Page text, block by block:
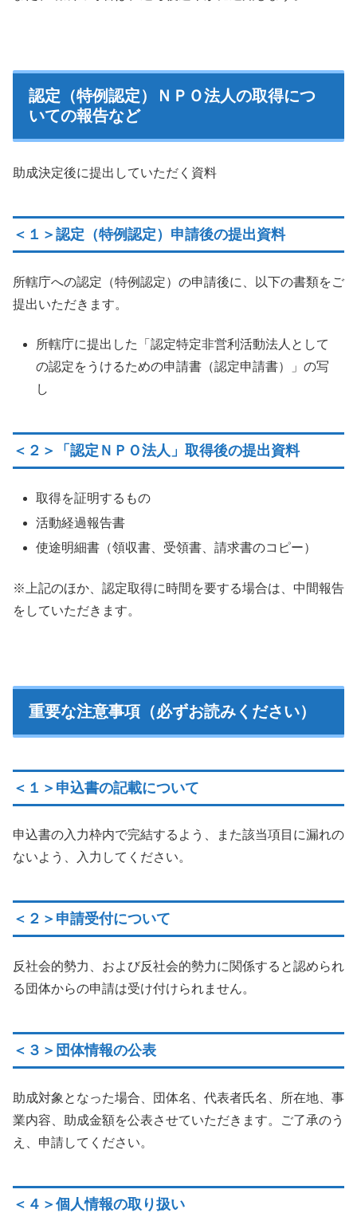
認定（特例認定）ＮＰＯ法人の取得につ
いての報告など
助成決定後に提出していただく資料
＜１＞認定（特例認定）申請後の提出資料
所轄庁への認定（特例認定）の申請後に、以下の書類をご
提出いただきます。
所轄庁に提出した「認定特定非営利活動法人として
の認定をうけるための申請書（認定申請書）」の写
し
＜２＞「認定ＮＰＯ法人」取得後の提出資料
取得を証明するもの
活動経過報告書
使途明細書（領収書、受領書、請求書のコピー）
※上記のほか、認定取得に時間を要する場合は、中間報告
をしていただきます。
重要な注意事項（必ずお読みください）
＜１＞申込書の記載について
申込書の入力枠内で完結するよう、また該当項目に漏れの
ないよう、入力してください。
＜２＞申請受付について
反社会的勢力、および反社会的勢力に関係すると認められ
る団体からの申請は受け付けられません。
＜３＞団体情報の公表
助成対象となった場合、団体名、代表者氏名、所在地、事
業内容、助成金額を公表させていただきます。ご了承のう
え、申請してください。
＜４＞個人情報の取り扱い